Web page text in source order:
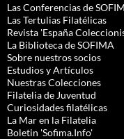
Las Conferencias de
Las Tertulias Filatélicas
Revista 'España
La Biblioteca de SOFIMA
Sobre nuestros socios
Estudios y Artículos
Nuestras Colecciones
Filatelia de Juventud
Curiosidades filatélicas
La Mar en la Filatelia
Boletin 'Sofima.Info'